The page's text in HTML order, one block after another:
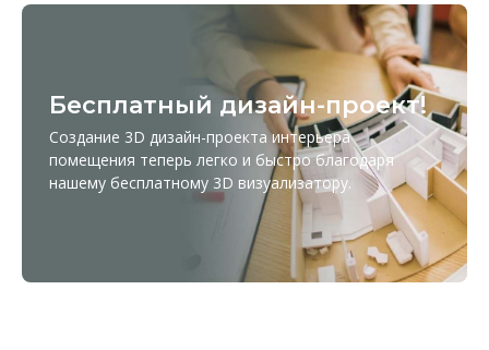
Бесплатный дизайн-проект!
Создание 3D дизайн-проекта интерьера
помещения теперь легко и быстро благодаря
нашему бесплатному 3D визуализатору.